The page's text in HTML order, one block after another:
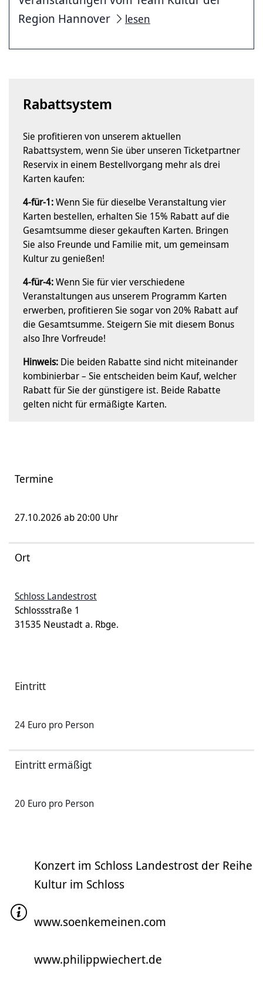
Region Hannover
lesen
Rabattsystem
Sie profitieren von unserem aktuellen
Rabattsystem, wenn Sie über unseren Ticketpartner
Reservix in einem Bestellvorgang mehr als drei
Karten kaufen:
4-für-1:Wenn Sie für dieselbe Veranstaltung vier
Karten bestellen, erhalten Sie 15% Rabatt auf die
Gesamtsumme dieser gekauften Karten. Bringen
Sie also Freunde und Familie mit, um gemeinsam
Kultur zu genießen!
4-für-4:Wenn Sie für vier verschiedene
Veranstaltungen aus unserem Programm Karten
erwerben, profitieren Sie sogar von 20% Rabatt auf
die Gesamtsumme. Steigern Sie mit diesem Bonus
also Ihre Vorfreude!
Hinweis: Die beiden Rabatte sind nicht miteinander
kombinierbar – Sie entscheiden beim Kauf, welcher
Rabatt für Sie der günstigere ist. Beide Rabatte
gelten nicht für ermäßigte Karten.
Termine
27.10.2026 ab 20:00 Uhr
Ort
Schloss Landestrost
Schlossstraße 1
31535 Neustadt a. Rbge.
Eintritt
24 Euro pro Person
Eintritt ermäßigt
20 Euro pro Person
Konzert im Schloss Landestrost der Reihe
Kultur im Schloss
www.soenkemeinen.com
www.philippwiechert.de